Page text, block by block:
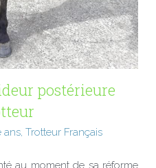
postérieure
Trotteur Français
au moment de sa réforme